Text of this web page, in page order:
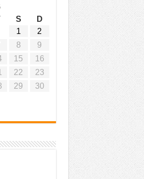
S
D
1
2
8
9
15
16
22
23
29
30